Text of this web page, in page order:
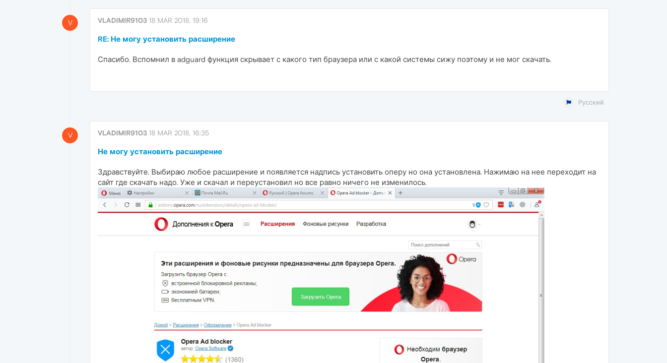
V VLADIMIR9103 18 MAR 2018, 19:16
RE: Не могу установить расширение
Спасибо. Вспомнил в adguard функция скрывает с какого тип браузера или с какой системы сижу поэтому и не мог скачать.
Русский
V VLADIMIR9103 18 MAR 2018, 16:35
Не могу установить расширение
Здравствуйте. Выбираю любое расширение и появляется надпись установить оперу но она установлена. Нажимаю на нее переходит на
сайт где скачать надо. Уже и скачал и переустановил но все равно ничего не изменилось.